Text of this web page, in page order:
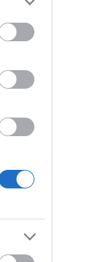
Helyi
segíti